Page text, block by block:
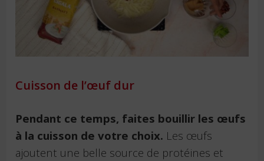
Cuisson de l’œuf dur
Pendant ce temps, faites bouillir les œufs
à la cuisson de votre choix. Les œufs
ajoutent une belle source de protéines et